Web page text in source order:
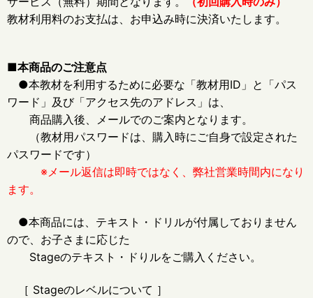
教材利用料のお支払は、お申込み時に決済いたします。
■本商品のご注意点
●本教材を利用するために必要な「教材用ID」 と「パス
ワード」及び「アクセス先のアドレス」は、
商品購入後、メールでのご案内となります。
（教材用パスワードは、購入時にご自身で設定された
パスワードです）
※メール返信は即時ではなく、弊社営業時間内になり
ます。
●本商品には、テキスト・ドリルが付属しておりません
ので、お子さまに応じた
Stageのテキスト・ドりルをご購入ください。
［ Stageのレベルについて ］